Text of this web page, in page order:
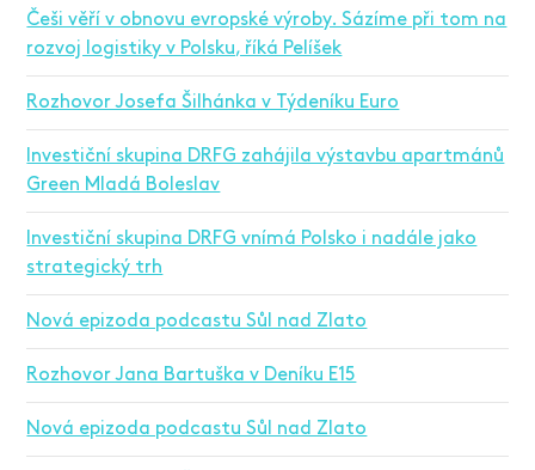
Češi věří v obnovu evropské výroby. Sázíme při tom na
rozvoj logistiky v Polsku, říká Pelíšek
Rozhovor Josefa Šilhánka v Týdeníku Euro
Investiční skupina DRFG zahájila výstavbu apartmánů
Green Mladá Boleslav
Investiční skupina DRFG vnímá Polsko i nadále jako
strategický trh
Nová epizoda podcastu Sůl nad Zlato
Rozhovor Jana Bartuška v Deníku E15
Nová epizoda podcastu Sůl nad Zlato